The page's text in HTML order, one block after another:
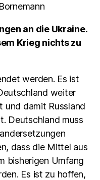
an die Ukraine.
Krieg nichts zu
werden. Es ist
weiter
und damit Russland
Deutschland muss
dass die Mittel aus
bisherigen Umfang
Es ist zu hoffen,